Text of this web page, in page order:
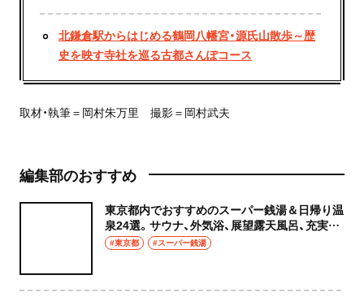
北鎌倉駅からはじめる鶴岡八幡宮・源氏山散歩～歴
史を映す寺社を巡る古都さんぽコース
取材・執筆＝岡村朱万里 撮影＝岡村武夫
編集部のおすすめ
東京都内でおすすめのスーパー銭湯＆日帰り温
泉24選。サウナ、外気浴、展望露天風呂、充実の
癒やし空間へ
#東京都 #スーパー銭湯